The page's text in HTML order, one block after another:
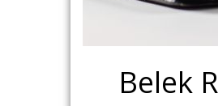
Belek